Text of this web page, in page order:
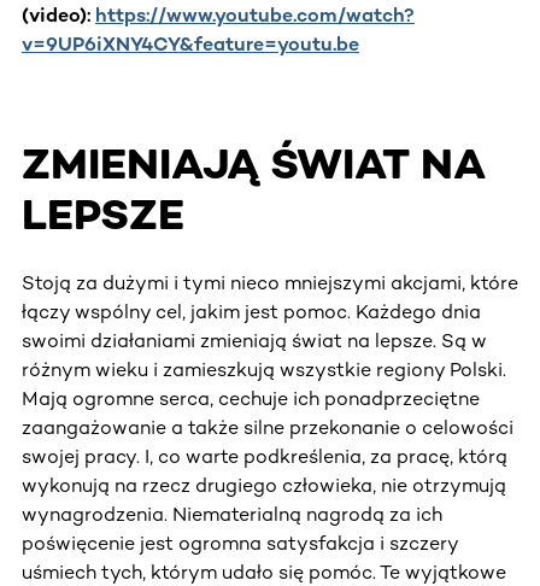
(video): https://www.youtube.com/watch?
v=9UP6iXNY4CY&feature=youtu.be
ZMIENIAJĄ ŚWIAT NA
LEPSZE
Stoją za dużymi i tymi nieco mniejszymi akcjami, które
łączy wspólny cel, jakim jest pomoc. Każdego dnia
swoimi działaniami zmieniają świat na lepsze. Są w
różnym wieku i zamieszkują wszystkie regiony Polski.
Mają ogromne serca, cechuje ich ponadprzeciętne
zaangażowanie a także silne przekonanie o celowości
swojej pracy. I, co warte podkreślenia, za pracę, którą
wykonują na rzecz drugiego człowieka, nie otrzymują
wynagrodzenia. Niematerialną nagrodą za ich
poświęcenie jest ogromna satysfakcja i szczery
uśmiech tych, którym udało się pomóc. Te wyjątkowe